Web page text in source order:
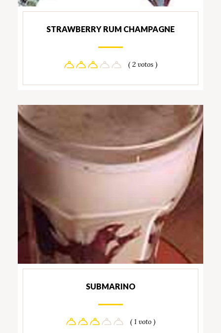
STRAWBERRY RUM CHAMPAGNE
( 2 votos )
SUBMARINO
( 1 voto )